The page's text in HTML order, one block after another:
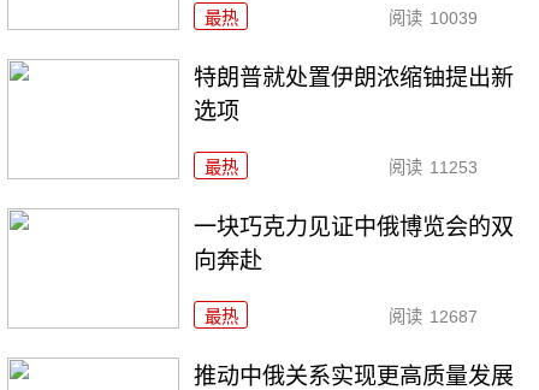
最热 阅读 10039
特朗普就处置伊朗浓缩铀提出新
选项
最热 阅读 11253
一块巧克力见证中俄博览会的双
向奔赴
最热 阅读 12687
推动中俄关系实现更高质量发展